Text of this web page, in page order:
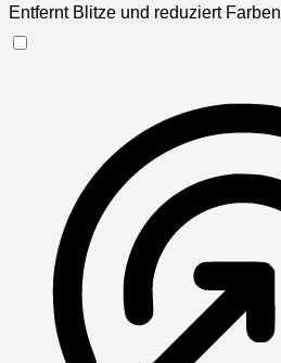
Entfernt Blitze und reduziert Farben